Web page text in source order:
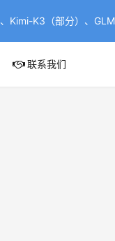
Kimi-K3（部分）、
联系我们